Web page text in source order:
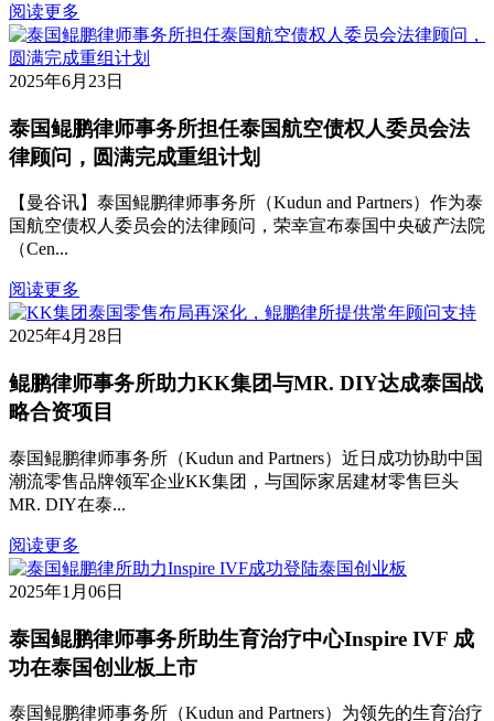
阅读更多
2025年6月23日
泰国鲲鹏律师事务所担任泰国航空债权人委员会法
律顾问，圆满完成重组计划
【曼谷讯】泰国鲲鹏律师事务所（Kudun and Partners）作为‌泰
国航空债权人委员会的法律顾问‌，荣幸宣布泰国中央破产法院
（Cen...
阅读更多
2025年4月28日
‌鲲鹏律师事务所助力KK集团与MR. DIY达成泰国战
略合资项目
泰国鲲鹏律师事务所（Kudun and Partners）近日成功协助中国
潮流零售品牌领军企业KK集团，与国际家居建材零售巨头
MR. DIY在泰...
阅读更多
2025年1月06日
泰国鲲鹏律师事务所助生育治疗中心Inspire IVF 成
功在泰国创业板上市
泰国鲲鹏律师事务所（Kudun and Partners）为领先的生育治疗